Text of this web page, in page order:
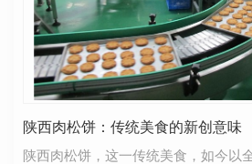
陕西肉松饼：传统美食的新创意味
陕西肉松饼，这一传统美食，如今以